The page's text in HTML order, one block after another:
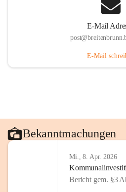
E-Mail
E-Mail
Bekanntmachungen
Mi., 8. Apr. 2026
Bericht gem. §3